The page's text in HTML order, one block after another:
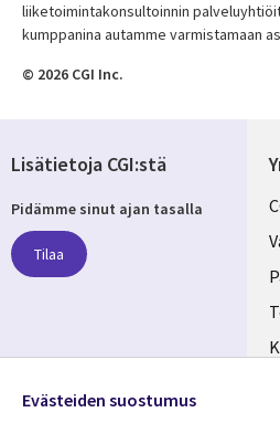
liiketoimintakonsultoinnin
kumppanina autamme varmistamaan
© 2026 CGI Inc.
Lisätietoja CGI:stä
Pidämme sinut ajan tasalla
Tilaa
Evästeiden suostumus